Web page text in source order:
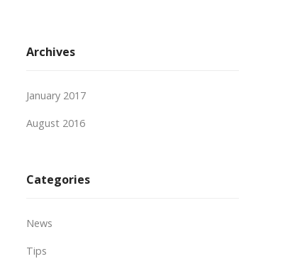
Archives
January 2017
August 2016
Categories
News
Tips